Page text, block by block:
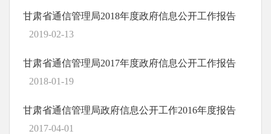
甘肃省通信管理局2018年度政府信息公开工作报告
2019-02-13
甘肃省通信管理局2017年度政府信息公开工作报告
2018-01-19
甘肃省通信管理局政府信息公开工作2016年度报告
2017-04-01